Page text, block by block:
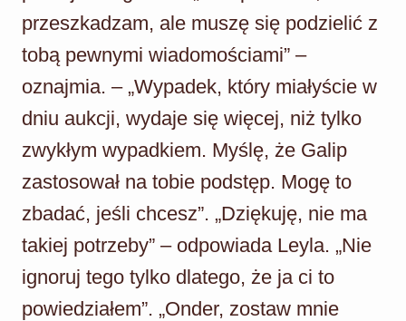
przeszkadzam, ale muszę się podzielić z
tobą pewnymi wiadomościami” –
oznajmia. – „Wypadek, który miałyście w
dniu aukcji, wydaje się więcej, niż tylko
zwykłym wypadkiem. Myślę, że Galip
zastosował na tobie podstęp. Mogę to
zbadać, jeśli chcesz”. „Dziękuję, nie ma
takiej potrzeby” – odpowiada Leyla. „Nie
ignoruj tego tylko dlatego, że ja ci to
powiedziałem”. „Onder, zostaw mnie